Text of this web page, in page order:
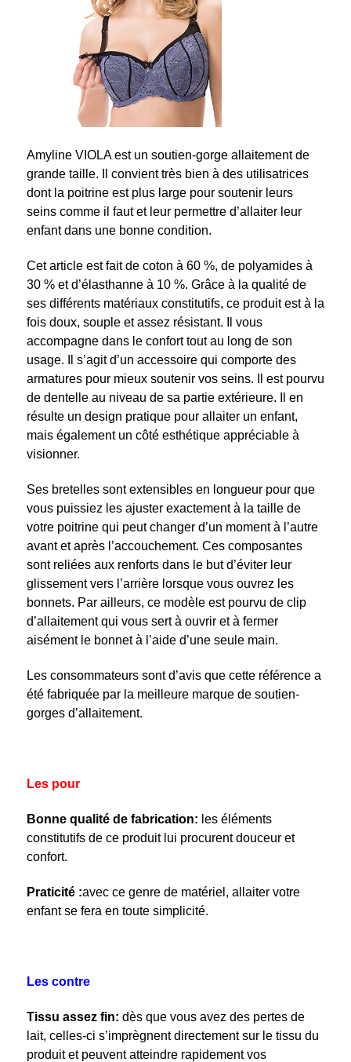
Amyline VIOLA est un soutien-gorge allaitement de
grande taille. Il convient très bien à des utilisatrices
dont la poitrine est plus large pour soutenir leurs
seins comme il faut et leur permettre d’allaiter leur
enfant dans une bonne condition.
Cet article est fait de coton à 60 %, de polyamides à
30 % et d’élasthanne à 10 %. Grâce à la qualité de
ses différents matériaux constitutifs, ce produit est à la
fois doux, souple et assez résistant. Il vous
accompagne dans le confort tout au long de son
usage. Il s’agit d’un accessoire qui comporte des
armatures pour mieux soutenir vos seins. Il est pourvu
de dentelle au niveau de sa partie extérieure. Il en
résulte un design pratique pour allaiter un enfant,
mais également un côté esthétique appréciable à
visionner.
Ses bretelles sont extensibles en longueur pour que
vous puissiez les ajuster exactement à la taille de
votre poitrine qui peut changer d’un moment à l’autre
avant et après l’accouchement. Ces composantes
sont reliées aux renforts dans le but d’éviter leur
glissement vers l’arrière lorsque vous ouvrez les
bonnets. Par ailleurs, ce modèle est pourvu de clip
d’allaitement qui vous sert à ouvrir et à fermer
aisément le bonnet à l’aide d’une seule main.
Les consommateurs sont d’avis que cette référence a
été fabriquée par la meilleure marque de soutien-
gorges d’allaitement.
Les pour
Bonne qualité de fabrication: les éléments
constitutifs de ce produit lui procurent douceur et
confort.
Praticité :avec ce genre de matériel, allaiter votre
enfant se fera en toute simplicité.
Les contre
Tissu assez fin: dès que vous avez des pertes de
lait, celles-ci s’imprègnent directement sur le tissu du
produit et peuvent atteindre rapidement vos